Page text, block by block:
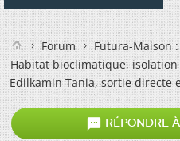
Forum
Futura-Maison
Habitat bioclimatique,
Edilkamin Tania, sortie directe
 RÉPONDRE